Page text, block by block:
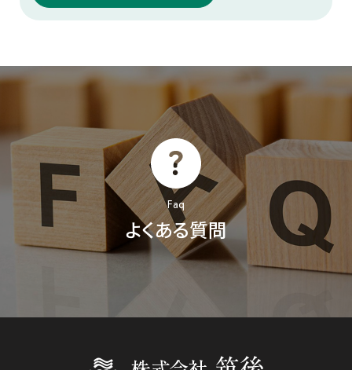
沖縄エリア
関東エリア
関西エリア
Faq
よくある質問